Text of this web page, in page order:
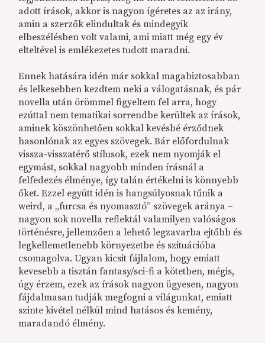
adott írások, akkor is nagyon ígéretes az az irány,
amin a szerzők elindultak és mindegyik
elbeszélésben volt valami, ami miatt még egy év
elteltével is emlékezetes tudott maradni.
Ennek hatására idén már sokkal magabiztosabban
és lelkesebben kezdtem neki a válogatásnak, és pár
novella után örömmel figyeltem fel arra, hogy
ezúttal nem tematikai sorrendbe kerültek az írások,
aminek köszönhetően sokkal kevésbé érződnek
hasonlónak az egyes szövegek. Bár előfordulnak
vissza-visszatérő stílusok, ezek nem nyomják el
egymást, sokkal nagyobb minden írásnál a
felfedezés élménye, így talán értékelni is könnyebb
őket. Ezzel együtt idén is hangsúlyosnak tűnik a
weird, a „furcsa és nyomasztó” szövegek aránya –
nagyon sok novella reflektál valamilyen valóságos
történésre, jellemzően a lehető legzavarba ejtőbb és
legkellemetlenebb környezetbe és szituációba
csomagolva. Ugyan kicsit fájlalom, hogy emiatt
kevesebb a tisztán fantasy/sci-fi a kötetben, mégis,
úgy érzem, ezek az írások nagyon ügyesen, nagyon
fájdalmasan tudják megfogni a világunkat, emiatt
szinte kivétel nélkül mind hatásos és kemény,
maradandó élmény.